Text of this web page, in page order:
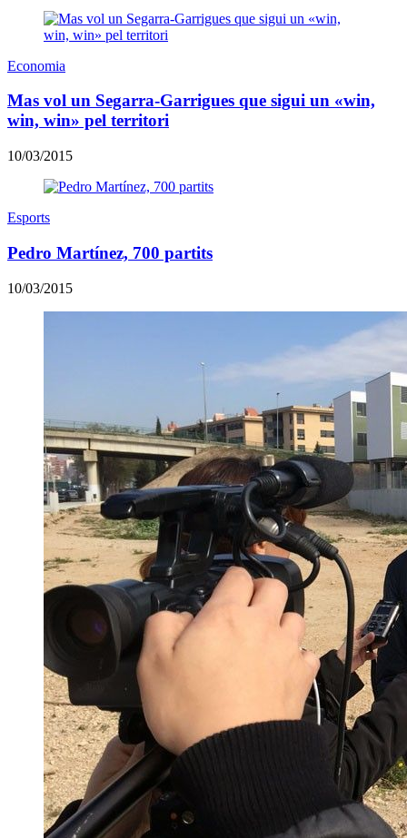
Economia
Mas vol un Segarra-Garrigues que sigui un «win,
win, win» pel territori
10/03/2015
Esports
Pedro Martínez, 700 partits
10/03/2015